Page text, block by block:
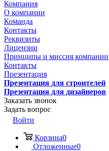
Компания
О компании
Команда
Контакты
Реквизиты
Лицензии
Принципы и миссия компании
Контакты
Презентация
Презентация для строителей
Презентация для дизайнеров
Заказать звонок
Задать вопрос
Войти
Корзина0
Отложенные0